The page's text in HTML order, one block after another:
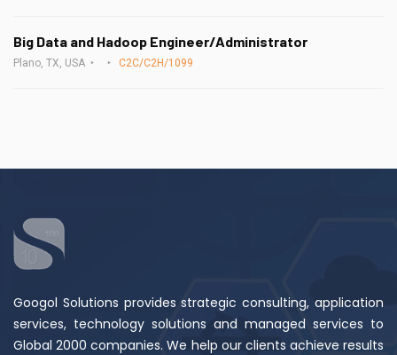
Big Data and Hadoop Engineer/Administrator
Plano, TX, USA C2C/C2H/1099
Googol Solutions provides strategic consulting, application
services, technology solutions and managed services to
Global 2000 companies. We help our clients achieve results